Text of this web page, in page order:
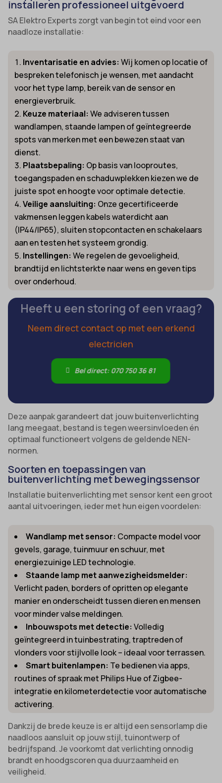
installeren professioneel uitgevoerd
SA Elektro Experts zorgt van begin tot eind voor een
naadloze installatie:
Inventarisatie en advies: Wij komen op locatie of
bespreken telefonisch je wensen, met aandacht
voor het type lamp, bereik van de sensor en
energieverbruik.
Keuze materiaal: We adviseren tussen
wandlampen, staande lampen of geïntegreerde
spots van merken met een bewezen staat van
dienst.
Plaatsbepaling: Op basis van looproutes,
toegangspaden en schaduwplekken kiezen we de
juiste spot en hoogte voor optimale detectie.
Veilige aansluiting: Onze gecertificeerde
vakmensen leggen kabels waterdicht aan
(IP44/IP65), sluiten stopcontacten en schakelaars
aan en testen het systeem grondig.
Instellingen: We regelen de gevoeligheid,
brandtijd en lichtsterkte naar wens en geven tips
over onderhoud.
Heeft u een storing of een vraag?
Neem direct contact op met een erkend
electricien
Bel direct: 070 750 36 81
Deze aanpak garandeert dat jouw buitenverlichting
lang meegaat, bestand is tegen weersinvloeden én
optimaal functioneert volgens de geldende NEN-
normen.
Soorten en toepassingen van
buitenverlichting met bewegingssensor
Installatie buitenverlichting met sensor kent een groot
aantal uitvoeringen, ieder met hun eigen voordelen:
Wandlamp met sensor: Compacte model voor
gevels, garage, tuinmuur en schuur, met
energiezuinige LED technologie.
Staande lamp met aanwezigheidsmelder:
Verlicht paden, borders of opritten op elegante
manier en onderscheidt tussen dieren en mensen
voor minder valse meldingen.
Inbouwspots met detectie: Volledig
geïntegreerd in tuinbestrating, traptreden of
vlonders voor stijlvolle look – ideaal voor terrassen.
Smart buitenlampen: Te bedienen via apps,
routines of spraak met Philips Hue of Zigbee-
integratie en kilometerdetectie voor automatische
activering.
Dankzij de brede keuze is er altijd een sensorlamp die
naadloos aansluit op jouw stijl, tuinontwerp of
bedrijfspand. Je voorkomt dat verlichting onnodig
brandt en hoodgscoren qua duurzaamheid en
veiligheid.